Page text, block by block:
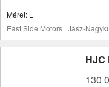
Méret: L
HJC
130